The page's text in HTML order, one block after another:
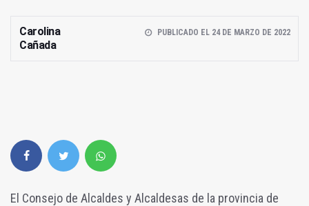
Carolina
Cañada
PUBLICADO EL 24 DE MARZO DE 2022
El Consejo de Alcaldes y Alcaldesas de la provincia de